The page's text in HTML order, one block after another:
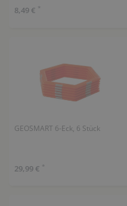
8,49 € *
GEOSMART 6-Eck, 6 Stück
29,99 € *